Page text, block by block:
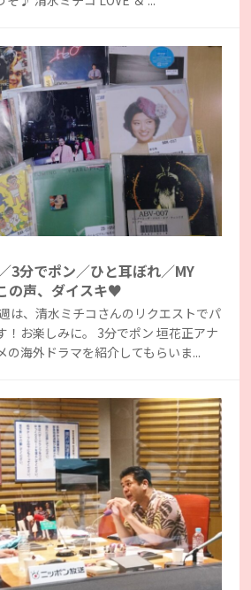
3分でポン／ひと耳ぼれ／MY
の声、ダイスキ♥
は、清水ミチコさんのリクエストでパ
！お楽しみに。 3分でポン 垣花正アナ
の海外ドラマを紹介してもらいま...